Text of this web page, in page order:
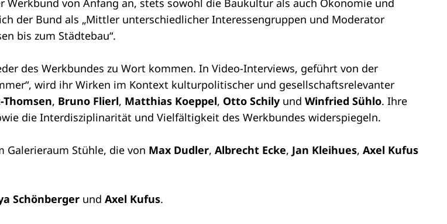
von Anfang an, stets sowohl die Baukultur als auch Ökonomie und
der Bund als „Mittler unterschiedlicher Interessengruppen und Moderator
bis zum Städtebau“.
des Werkbundes zu Wort kommen. In Video-Interviews, geführt von der
wird ihr Wirken im Kontext kulturpolitischer und gesellschaftsrelevanter
Thomsen, Bruno Flierl, Matthias Koeppel, Otto Schily und Winfried Sühlo. Ihre
die Interdisziplinarität und Vielfältigkeit des Werkbundes widerspiegeln.
Galerieraum Stühle, die von Max Dudler, Albrecht Ecke, Jan Kleihues, Axel Kufus
Schönberger und Axel Kufus.